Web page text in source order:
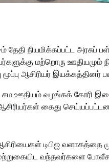
தேதி நியமிக்கப்பட்ட
மற்றொரு
ஆசிரியர் இயக்கத்தினர்
ஊதியம் வழங்கக் கோரி
கைது
டிபிஐ வளாகத்தை
வந்தவர்களை